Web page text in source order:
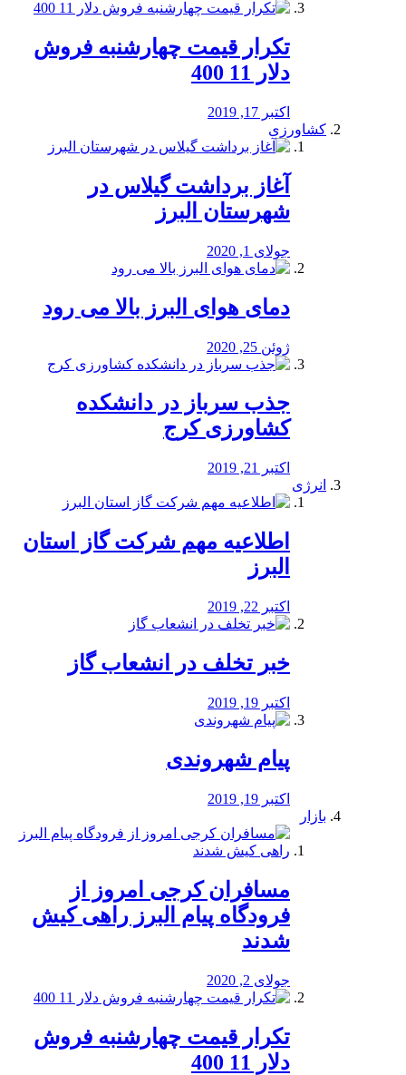
تکرار قیمت چهارشنبه فروش
دلار 11 400
اکتبر 17, 2019
کشاورزی
آغاز برداشت گیلاس در
شهرستان البرز
جولای 1, 2020
دمای هوای البرز بالا می رود
ژوئن 25, 2020
جذب سرباز در دانشکده
کشاورزی کرج
اکتبر 21, 2019
انرژی
️اطلاعیه مهم شرکت گاز استان
البرز
اکتبر 22, 2019
خبر تخلف در انشعاب گاز
اکتبر 19, 2019
پیام شهروندی
اکتبر 19, 2019
بازار
مسافران کرجی امروز از
فرودگاه پیام البرز راهی کیش
شدند
جولای 2, 2020
تکرار قیمت چهارشنبه فروش
دلار 11 400